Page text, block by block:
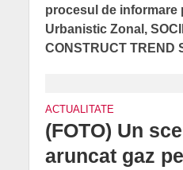
procesul de informare
Urbanistic Zonal,
CONSTRUCT TREND
ACTUALITATE
(FOTO) Un
aruncat gaz